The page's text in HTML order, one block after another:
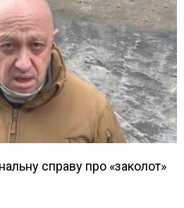
справу про «заколот»